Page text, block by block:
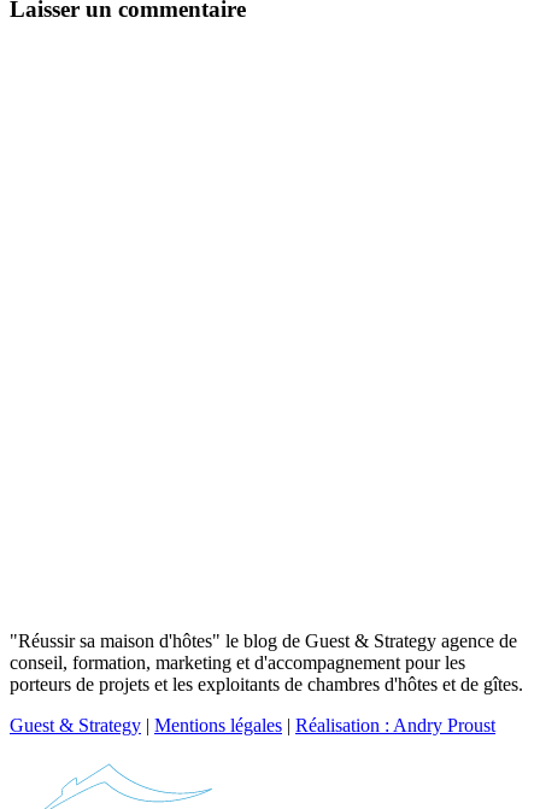
Laisser un commentaire
"Réussir sa maison d'hôtes" le blog de Guest & Strategy agence de
conseil, formation, marketing et d'accompagnement pour les
porteurs de projets et les exploitants de chambres d'hôtes et de gîtes.
Guest & Strategy | Mentions légales | Réalisation : Andry Proust